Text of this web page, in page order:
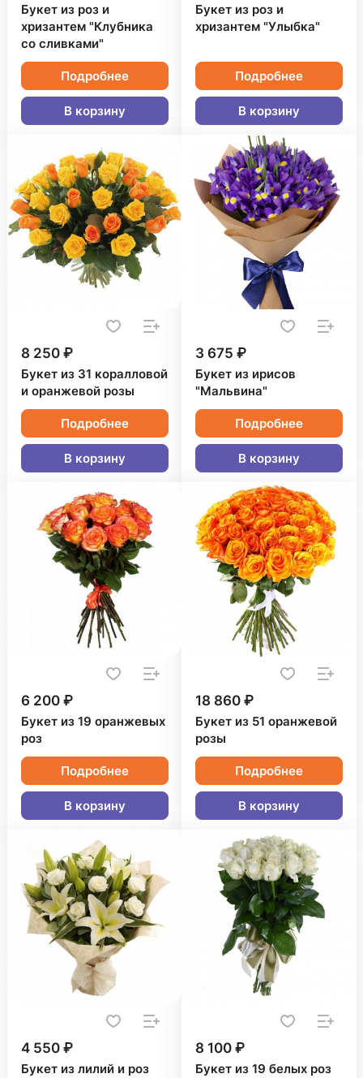
Букет из роз и
хризантем "Клубника
со сливками"
Подробнее
В корзину
Букет из роз и
хризантем "Улыбка"
Подробнее
В корзину
8 250 ₽
Букет из 31 коралловой
и оранжевой розы
Подробнее
В корзину
3 675 ₽
Букет из ирисов
"Мальвина"
Подробнее
В корзину
6 200 ₽
Букет из 19 оранжевых
роз
Подробнее
В корзину
18 860 ₽
Букет из 51 оранжевой
розы
Подробнее
В корзину
4 550 ₽
Букет из лилий и роз
8 100 ₽
Букет из 19 белых роз